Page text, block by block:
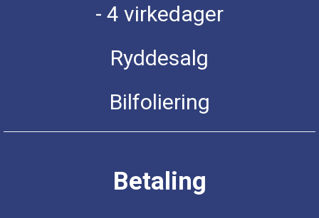
- 4 virkedager
Ryddesalg
Bilfoliering
Betaling